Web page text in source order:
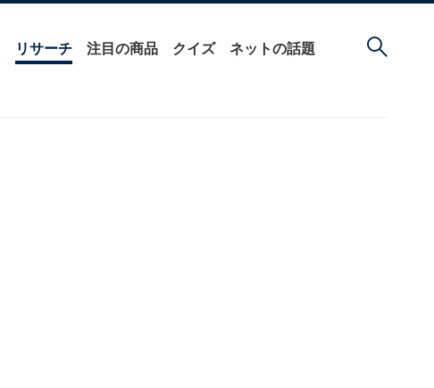
リサーチ 注目の商品 クイズ ネットの話題